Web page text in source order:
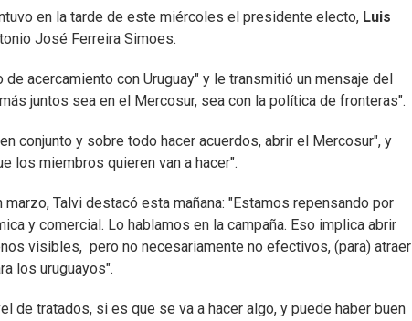
en la tarde de este miércoles el presidente electo, Luis
José Ferreira Simoes.
acercamiento con Uruguay" y le transmitió un mensaje del
juntos sea en el Mercosur, sea con la política de fronteras".
conjunto y sobre todo hacer acuerdos, abrir el Mercosur", y
los miembros quieren van a hacer".
Talvi destacó esta mañana: "Estamos repensando por
y comercial. Lo hablamos en la campaña. Eso implica abrir
visibles, pero no necesariamente no efectivos, (para) atraer
los uruguayos".
de tratados, si es que se va a hacer algo, y puede haber buen